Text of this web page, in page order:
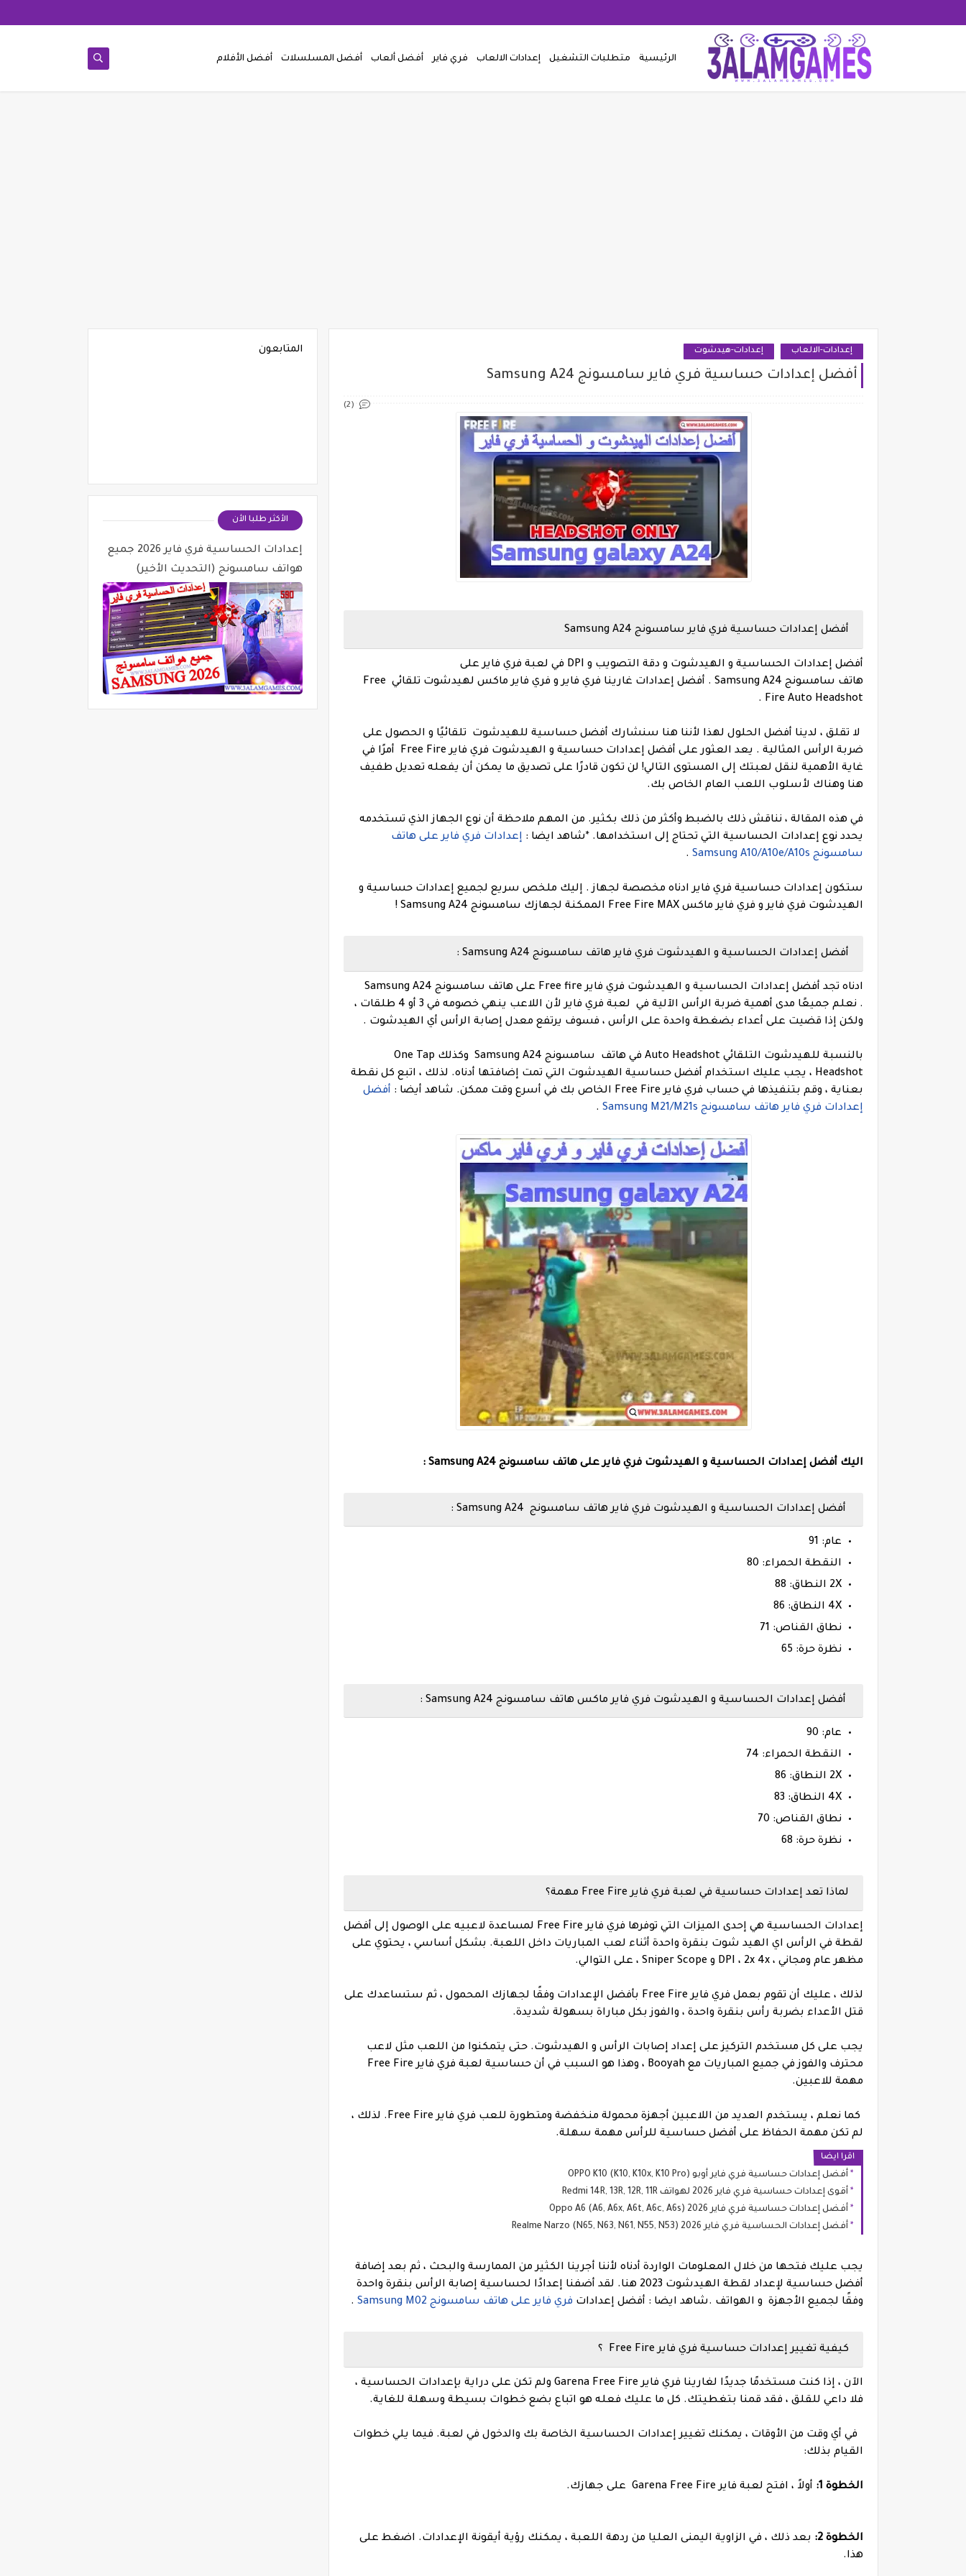
الرئيسية متطلبات التشغيل إعدادات الالعاب فري فاير أفضل ألعاب أفضل المسلسلات أفضل الأفلام
إعدادات-الالعاب إعدادات-هيدشوت
أفضل إعدادات حساسية فري فاير سامسونج Samsung A24
(2)
أفضل إعدادات حساسية فري فاير سامسونج Samsung A24
أفضل إعدادات الحساسية و الهيدشوت و دقة التصويب و DPI في لعبة فري فاير على
هاتف سامسونج Samsung A24 .
أفضل إعدادات غارينا فري فاير و فري فاير ماكس لهيدشوت تلقائي Free
Fire Auto Headshot .
لا تقلق ، لدينا أفضل الحلول لهذا لأننا هنا سنشارك أفضل حساسية للهيدشوت تلقائيًا و الحصول على
ضربة الرأس المثالية .
يعد العثور على أفضل إعدادات حساسية و الهيدشوت فري فاير Free Fire أمرًا في
غاية الأهمية لنقل لعبتك إلى المستوى التالي! لن تكون قادرًا على تصديق ما يمكن أن يفعله تعديل طفيف
هنا وهناك لأسلوب اللعب العام الخاص بك.
في هذه المقالة ، نناقش ذلك بالضبط وأكثر من ذلك بكثير. من المهم ملاحظة أن نوع الجهاز الذي تستخدمه
يحدد نوع إعدادات الحساسية التي تحتاج إلى استخدامها. *شاهد ايضا : إعدادات فري فاير على هاتف
سامسونج Samsung A10/A10e/A10s
.
ستكون إعدادات حساسية فري فاير ادناه مخصصة لجهاز . إليك ملخص سريع لجميع إعدادات حساسية و
الهيدشوت فري فاير و فري فاير ماكس Free Fire MAX الممكنة لجهازك سامسونج Samsung A24 !
أفضل إعدادات الحساسية و الهيدشوت فري فاير هاتف سامسونج Samsung A24 :
ادناه تجد أفضل إعدادات الحساسية و الهيدشوت فري فاير Free fire على هاتف سامسونج Samsung A24
. نعلم جميعًا مدى أهمية ضربة الرأس الآلية في لعبة فري فاير لأن اللاعب ينهي خصومه في 3 أو 4 طلقات ،
ولكن إذا قضيت على أعداء بضغطة واحدة على الرأس ، فسوف يرتفع معدل إصابة الرأس أي الهيدشوت .
بالنسبة للهيدشوت التلقائي Auto Headshot في هاتف سامسونج Samsung A24 وكذلك One Tap
Headshot ، يجب عليك استخدام أفضل حساسية الهيدشوت التي تمت إضافتها أدناه.
لذلك ، اتبع كل نقطة
بعناية ، وقم بتنفيذها في حساب فري فاير Free Fire الخاص بك في أسرع وقت ممكن.
شاهد أيضا : أفضل
إعدادات فري فاير هاتف سامسونج Samsung M21/M21s
.
اليك أفضل إعدادات الحساسية و الهيدشوت فري فاير على هاتف سامسونج Samsung A24 :
أفضل إعدادات الحساسية و الهيدشوت فري فاير هاتف سامسونج Samsung A24 :
عام: 91
النقطة الحمراء: 80
2X النطاق: 88
4X النطاق: 86
نطاق القناص: 71
نظرة حرة: 65
أفضل إعدادات الحساسية و الهيدشوت فري فاير ماكس هاتف سامسونج Samsung A24 :
عام: 90
النقطة الحمراء: 74
2X النطاق: 86
4X النطاق: 83
نطاق القناص: 70
نظرة حرة: 68
لماذا تعد إعدادات حساسية في لعبة فري فاير Free Fire مهمة؟
إعدادات الحساسية هي إحدى الميزات التي توفرها فري فاير Free Fire لمساعدة لاعبيه على الوصول إلى أفضل
لقطة في الرأس اي الهيد شوت بنقرة واحدة أثناء لعب المباريات داخل اللعبة. بشكل أساسي ، يحتوي على
مظهر عام ومجاني ، DPI ، 2x 4x و Sniper Scope ، على التوالي.
لذلك ، عليك أن تقوم بعمل فري فاير Free Fire بأفضل الإعدادات وفقًا لجهازك المحمول ، ثم ستساعدك على
قتل الأعداء بضربة رأس بنقرة واحدة ، والفوز بكل مباراة بسهولة شديدة.
يجب على كل مستخدم التركيز على إعداد إصابات الرأس و الهيدشوت. حتى يتمكنوا من اللعب مثل لاعب
محترف والفوز في جميع المباريات مع Booyah ، وهذا هو السبب في أن حساسية لعبة فري فاير Free Fire
مهمة للاعبين.
كما نعلم ، يستخدم العديد من اللاعبين أجهزة محمولة منخفضة ومتطورة للعب فري فاير Free Fire. لذلك ،
لم تكن مهمة الحفاظ على أفضل حساسية للرأس مهمة سهلة.
اقرا ايضا
أفضل إعدادات حساسية فري فاير أوبو OPPO K10 (K10, K10x, K10 Pro)
أقوى إعدادات حساسية فري فاير 2026 لهواتف Redmi 14R, 13R, 12R, 11R
أفضل إعدادات حساسية فري فاير 2026 Oppo A6 (A6, A6x, A6t, A6c, A6s)
أفضل إعدادات الحساسية فري فاير 2026 Realme Narzo (N65, N63, N61, N55, N53)
يجب عليك فتحها من خلال المعلومات الواردة أدناه لأننا أجرينا الكثير من الممارسة والبحث ، ثم بعد إضافة
أفضل حساسية لإعداد لقطة الهيدشوت 2023 هنا. لقد أضفنا إعدادًا لحساسية إصابة الرأس بنقرة واحدة
وفقًا لجميع الأجهزة و الهواتف .شاهد ايضا : أفضل إعدادات فري فاير على هاتف سامسونج Samsung M02 .
كيفية تغيير إعدادات حساسية فري فاير Free Fire ؟
الآن ، إذا كنت مستخدمًا جديدًا لغارينا فري فاير Garena Free Fire ولم تكن على دراية بإعدادات الحساسية ،
فلا داعي للقلق ، فقد قمنا بتغطيتك. كل ما عليك فعله هو اتباع بضع خطوات بسيطة وسهلة للغاية.
في أي وقت من الأوقات ، يمكنك تغيير إعدادات الحساسية الخاصة بك والدخول في لعبة. فيما يلي خطوات
القيام بذلك:
الخطوة 1: أولاً ، افتح لعبة فاير Garena Free Fire على جهازك.
الخطوة 2:
بعد ذلك ، في الزاوية اليمنى العليا من ردهة اللعبة ، يمكنك رؤية أيقونة الإعدادات. اضغط على
هذا.
المتابعون
الأكثر طلبا الأن
إعدادات الحساسية فري فاير 2026 جميع
هواتف سامسونج (التحديث الأخير)